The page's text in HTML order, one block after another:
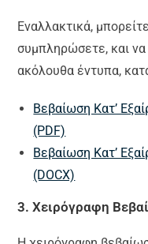
Εναλλακτικά,
συμπληρώσετε, και
ακόλουθα έντυπα,
Βεβαίωση Κατ’
(PDF)
Βεβαίωση Κατ’
(DOCX)
3. Χειρόγραφη